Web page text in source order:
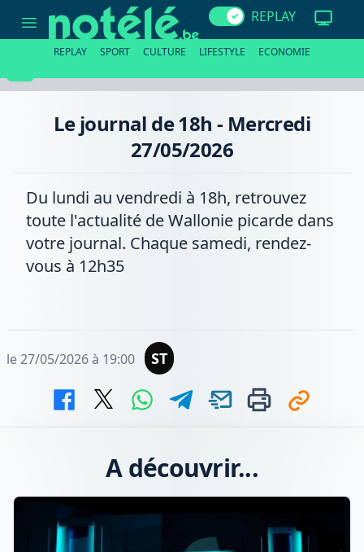
journal
27/05/2026
REPLAY
REPLAY SPORT CULTURE LIFESTYLE ECONOMIE
Le journal de 18h - Mercredi
27/05/2026
Du lundi au vendredi à 18h, retrouvez
toute l'actualité de Wallonie picarde dans
votre journal. Chaque samedi, rendez-
vous à 12h35
le 27/05/2026 à 19:00 ST
A découvrir...